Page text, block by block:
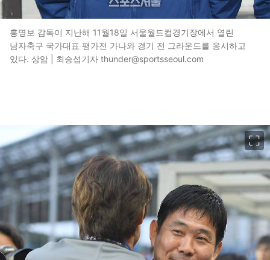
홍명보 감독이 지난해 11월18일 서울월드컵경기장에서 열린
남자축구 국가대표 평가전 가나와 경기 전 그라운드를 응시하고
있다. 상암 | 최승섭기자 thunder@sportsseoul.com